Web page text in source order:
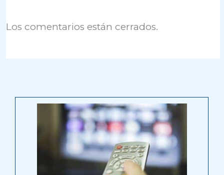
Los comentarios están cerrados.